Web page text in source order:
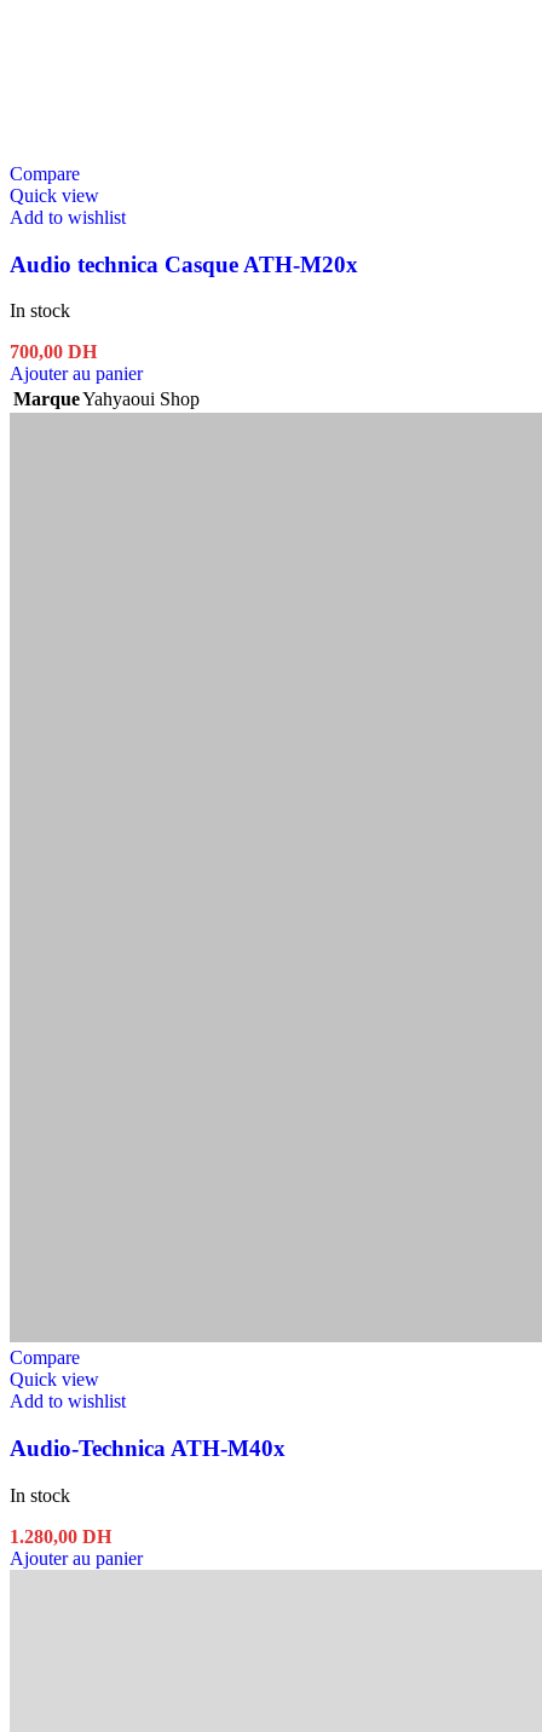
Compare
Quick view
Add to wishlist
Audio technica Casque ATH-M20x
In stock
700,00 DH
Ajouter au panier
MarqueYahyaoui Shop
Compare
Quick view
Add to wishlist
Audio-Technica ATH-M40x
In stock
1.280,00 DH
Ajouter au panier